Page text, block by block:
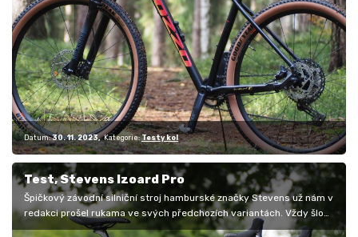
Datum: 30. 11. 2023 Kategorie: Testy kol
Test, Stevens Izoard Pro
Špičkový závodní silniční stroj hamburské značky Stevens už nám v
redakci prošel rukama ve svých předchozích variantách. Vždy šlo
o…